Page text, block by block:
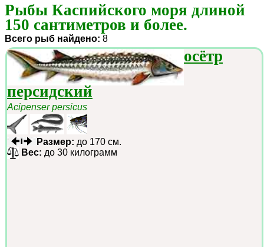
Рыбы Каспийского моря длиной
150 сантиметров и более.
Всего рыб найдено: 8
осётр
персидский
Acipenser persicus
Размер: до 170 см.
Вес: до 30 килограмм